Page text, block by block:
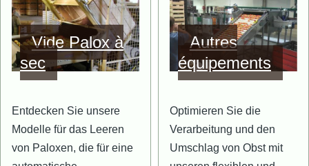
Bild
Vide Palox à
sec
Entdecken Sie unsere
Modelle für das Leeren
von Paloxen, die für eine
Bild
Autres
équipements
Optimieren Sie die
Verarbeitung und den
Umschlag von Obst mit